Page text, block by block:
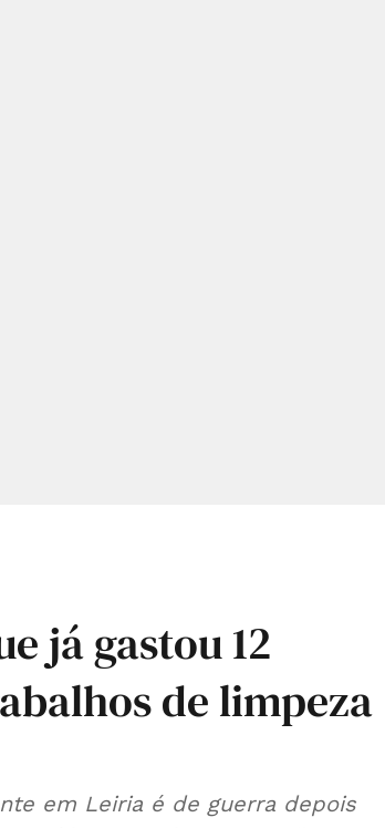
já gastou 12
de limpeza
em Leiria é de guerra depois